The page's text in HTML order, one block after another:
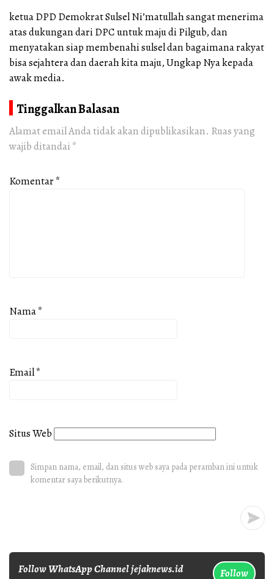
ketua DPD Demokrat Sulsel Ni’matullah sangat menerima
atas dukungan dari DPC untuk maju di Pilgub, dan
menyatakan siap membenahi sulsel dan bagaimana rakyat
bisa sejahtera dan daerah kita maju, Ungkap Nya kepada
awak media.
Tinggalkan Balasan
Alamat email Anda tidak akan dipublikasikan. Ruas yang
wajib ditandai *
Komentar*
Nama*
Email*
Situs Web
Simpan nama, email, dan situs web saya pada peramban ini untuk
komentar saya berikutnya.
Follow WhatsApp Channel jejaknews.id
Follow